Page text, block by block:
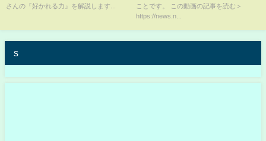
さんの『好かれる力』を解説します...
ことです。 この動画の記事を読む＞
https://news.n...
s